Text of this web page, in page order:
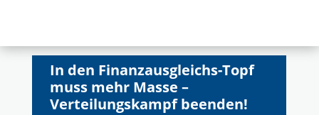
In den Finanzausgleichs-Topf
muss mehr Masse –
Verteilungskampf beenden!